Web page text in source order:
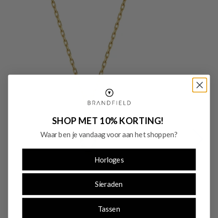
-40%
SALE10
SHOP MET 10% KORTING!
Waar ben je vandaag voor aan het shoppen?
Horloges
Sieraden
Tassen